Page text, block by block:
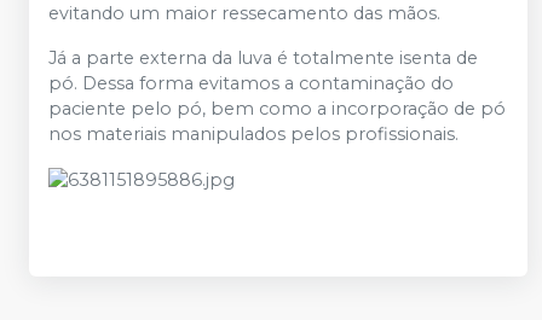
evitando um maior ressecamento das mãos.
Já a parte externa da luva é totalmente isenta de
pó. Dessa forma evitamos a contaminação do
paciente pelo pó, bem como a incorporação de pó
nos materiais manipulados pelos profissionais.